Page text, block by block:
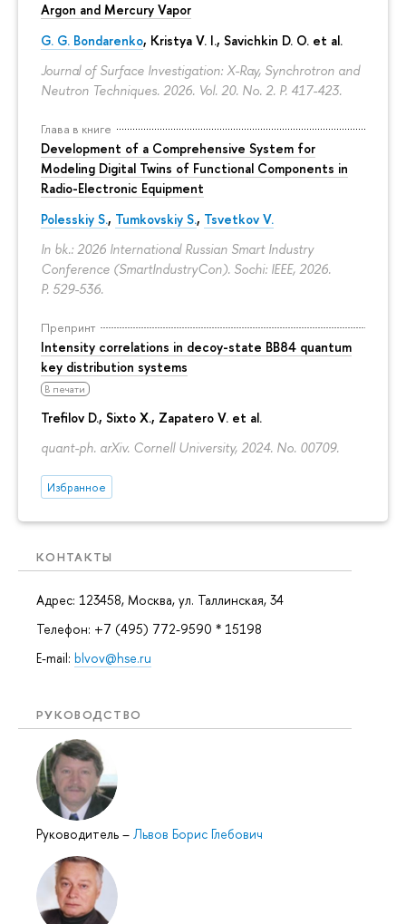
Argon and Mercury Vapor
G. G. Bondarenko, Kristya V. I., Savichkin D. O. et al.
Journal of Surface Investigation: X-Ray, Synchrotron and
Neutron Techniques. 2026. Vol. 20. No. 2. P. 417-423.
Глава в книге
Development of a Comprehensive System for
Modeling Digital Twins of Functional Components in
Radio-Electronic Equipment
Polesskiy S., Tumkovskiy S., Tsvetkov V.
In bk.: 2026 International Russian Smart Industry
Conference (SmartIndustryCon). Sochi: IEEE, 2026.
P. 529-536.
Препринт
Intensity correlations in decoy-state BB84 quantum
key distribution systems
В печати
Trefilov D., Sixto X., Zapatero V. et al.
quant-ph. arXiv. Cornell University, 2024. No. 00709.
Избранное
КОНТАКТЫ
Адрес: 123458, Москва, ул. Таллинская, 34
Телефон: +7 (495) 772-9590 * 15198
E-mail: blvov@hse.ru
РУКОВОДСТВО
Руководитель – Львов Борис Глебович